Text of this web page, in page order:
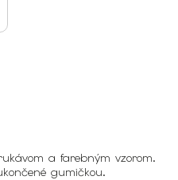
a farebným vzorom.
gumičkou.